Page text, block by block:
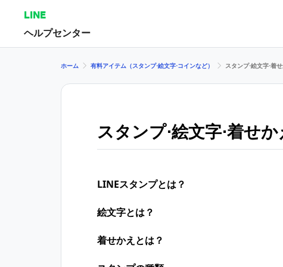
LINE
ヘルプセンター
ホーム 有料アイテム（スタンプ⋅絵文字⋅コインなど） スタンプ⋅絵文字⋅着せ
スタンプ⋅絵文字⋅着せか
LINEスタンプとは？
絵文字とは？
着せかえとは？